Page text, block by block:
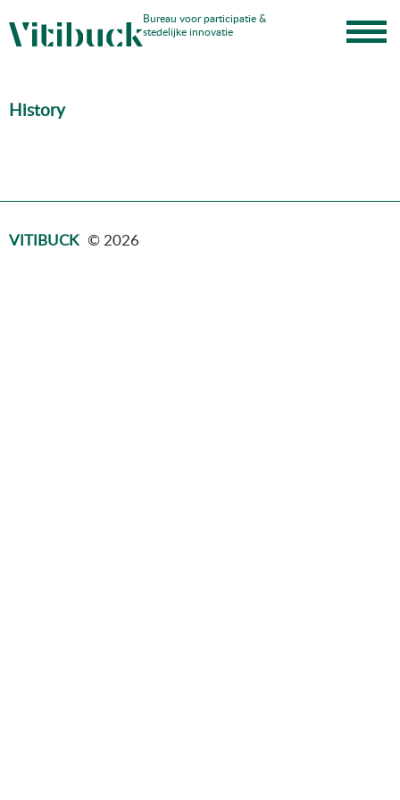
to
Bureau voor participatie &
stedelijke innovatie
History
VITIBUCK © 2026